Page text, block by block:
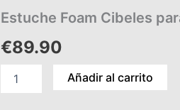
Estuche Foam Cibeles
€89.90
Azul
cantidad
Añadir al carrito